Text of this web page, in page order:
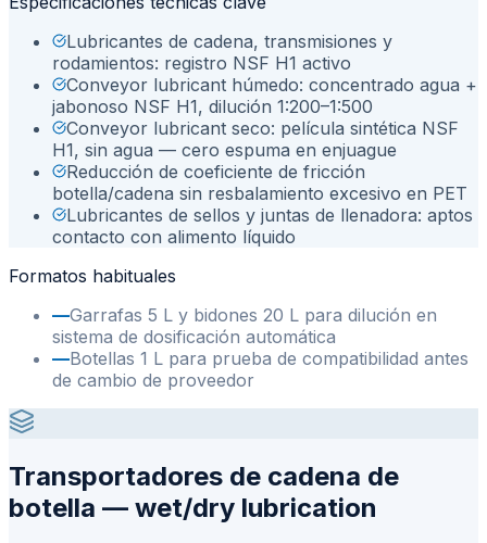
Lubricantes de cadena, transmisiones y
rodamientos: registro NSF H1 activo
Conveyor lubricant húmedo: concentrado agua +
jabonoso NSF H1, dilución 1:200–1:500
Conveyor lubricant seco: película sintética NSF
H1, sin agua — cero espuma en enjuague
Reducción de coeficiente de fricción
botella/cadena sin resbalamiento excesivo en PET
Lubricantes de sellos y juntas de llenadora: aptos
contacto con alimento líquido
Formatos habituales
—Garrafas 5 L y bidones 20 L para dilución en
sistema de dosificación automática
—Botellas 1 L para prueba de compatibilidad antes
de cambio de proveedor
Transportadores de cadena de
botella — wet/dry lubrication